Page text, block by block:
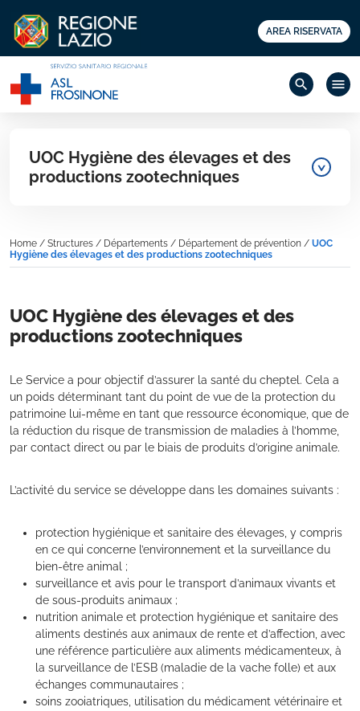
AREA RISERVATA
search menu
UOC Hygiène des élevages et des
productions zootechniques
Home / Structures / Départements / Département de prévention / UOC
Hygiène des élevages et des productions zootechniques
UOC Hygiène des élevages et des
productions zootechniques
Le Service a pour objectif d’assurer la santé du cheptel. Cela a
un poids déterminant tant du point de vue de la protection du
patrimoine lui-même en tant que ressource économique, que de
la réduction du risque de transmission de maladies à l’homme,
par contact direct ou par le biais de produits d’origine animale.
L’activité du service se développe dans les domaines suivants :
protection hygiénique et sanitaire des élevages, y compris
en ce qui concerne l’environnement et la surveillance du
bien-être animal ;
surveillance et avis pour le transport d’animaux vivants et
de sous-produits animaux ;
nutrition animale et protection hygiénique et sanitaire des
aliments destinés aux animaux de rente et d’affection, avec
une référence particulière aux aliments médicamenteux, à
la surveillance de l’ESB (maladie de la vache folle) et aux
échanges communautaires ;
soins zooiatriques, utilisation du médicament vétérinaire et